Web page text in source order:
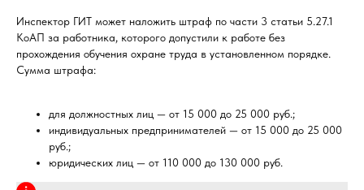
Инспектор ГИТ может наложить штраф по части 3 статьи 5.27.1
КоАП за работника, которого допустили к работе без
прохождения обучения охране труда в установленном порядке.
Сумма штрафа:
для должностных лиц — от 15 000 до 25 000 руб.;
индивидуальных предпринимателей — от 15 000 до 25 000
руб.;
юридических лиц — от 110 000 до 130 000 руб.